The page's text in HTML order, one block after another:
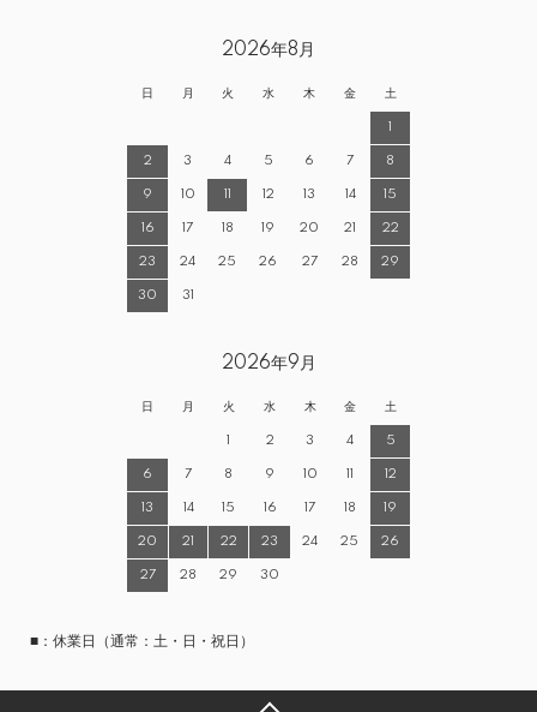
2026年8月
日 月 火 水 木 金 土
1
2 3 4 5 6 7 8
9 10 11 12 13 14 15
16 17 18 19 20 21 22
23 24 25 26 27 28 29
30 31
2026年9月
日 月 火 水 木 金 土
1 2 3 4 5
6 7 8 9 10 11 12
13 14 15 16 17 18 19
20 21 22 23 24 25 26
27 28 29 30
■：休業日（通常：土・日・祝日）